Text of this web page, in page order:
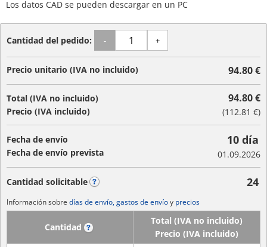
Los datos CAD se pueden descargar en un PC
Cantidad del pedido: - +
Precio unitario (IVA no incluido) 94.80 €
Total (IVA no incluido)
Precio (IVA incluido)
94.80 €
(112.81 €)
Fecha de envío
Fecha de envío prevista
10 día
01.09.2026
Cantidad solicitable 24
Información sobre días de envío, gastos de envíoy precios
Cantidad
Total (IVA no incluido)
Precio (IVA incluido)